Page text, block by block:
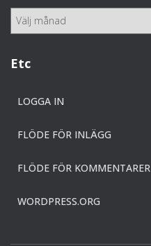
o
i
r
A
iEtc
LOGGA IN
FLÖDE FÖR INLÄGG
FLÖDE FÖR KOMMENTARER
WORDPRESS.ORG